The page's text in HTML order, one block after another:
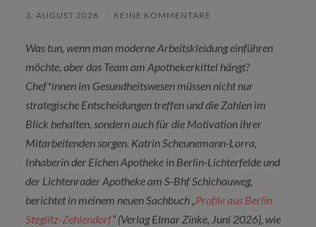
3. AUGUST 2026 KEINE KOMMENTARE
Was tun, wenn man moderne Arbeitskleidung einführen
möchte, aber das Team am Apothekerkittel hängt?
Chef*innen im Gesundheitswesen müssen nicht nur
strategische Entscheidungen treffen und die Zahlen im
Blick behalten, sondern auch für die Motivation ihrer
Mitarbeitenden sorgen. Katrin Scheunemann-Lorra,
Inhaberin der Eichen Apotheke in Berlin-Lichterfelde und
der Lichtenrader Apotheke am S-Bhf Schichauweg,
berichtetin meinem neuen Sachbuch „ Profile aus Berlin
Steglitz-Zehlendorf“ (Verlag Elmar Zinke, Juni 2026), wie